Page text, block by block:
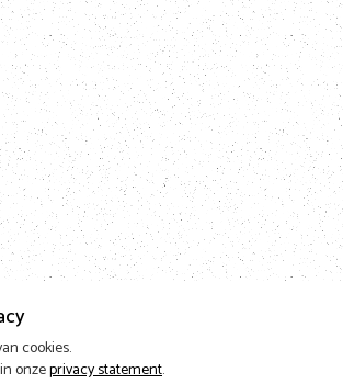
cookies.
onzeprivacy statement.